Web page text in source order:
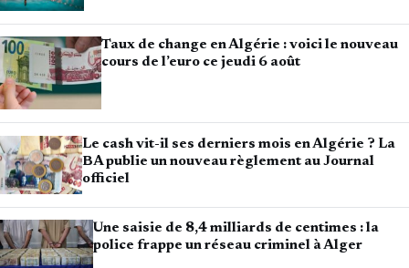
Taux de change en Algérie : voici le nouveau
cours de l’euro ce jeudi 6 août
Le cash vit-il ses derniers mois en Algérie ? La
BA publie un nouveau règlement au Journal
officiel
Une saisie de 8,4 milliards de centimes : la
police frappe un réseau criminel à Alger